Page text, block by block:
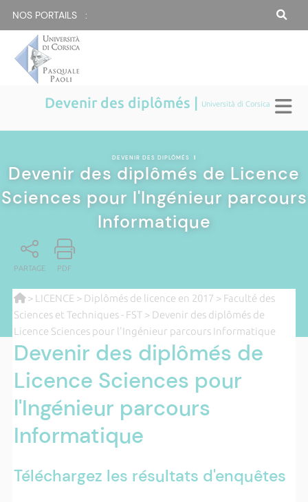
NOS PORTAILS :
Devenir des diplômés | Università di Corsica
DEVENIR DES DIPLÔMÉS |
Devenir des diplômés de Licence
Sciences pour l'Ingénieur parcours
Informatique
PARTAGE PDF
> LICENCE > Diplômés de licence en 2017 > Faculté des
Sciences et Techniques - FST > Devenir des diplômés de
Licence Sciences pour l'Ingénieur parcours Informatique
Devenir des diplômés de
Licence Sciences pour
l'Ingénieur parcours
Informatique
Téléchargez les résultats d'enquêtes